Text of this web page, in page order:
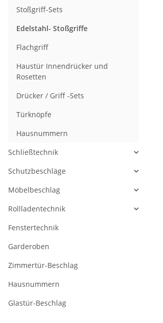
Stoßgriff-Sets
Edelstahl- Stoßgriffe
Flachgriff
Haustür Innendrücker und
Rosetten
Drücker / Griff -Sets
Türknöpfe
Hausnummern
Schließtechnik
Schutzbeschläge
Möbelbeschlag
Rollladentechnik
Fenstertechnik
Garderoben
Zimmertür-Beschlag
Hausnummern
Glastür-Beschlag